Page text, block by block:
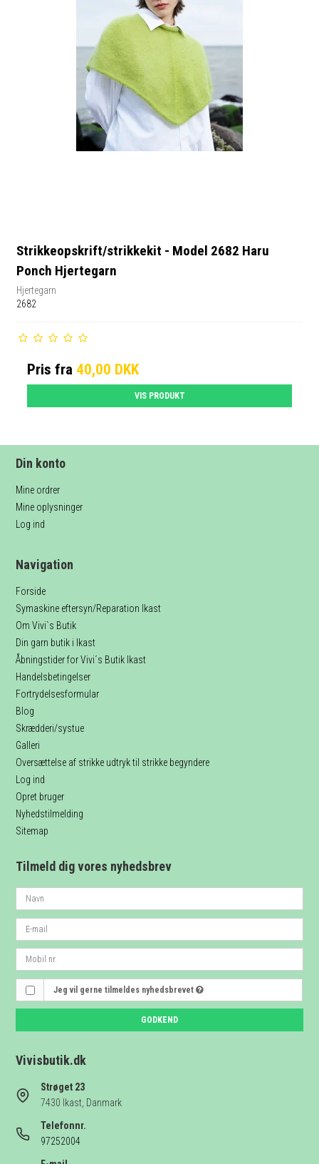
Strikkeopskrift/strikkekit - Model 2682 Haru
Ponch Hjertegarn
Hjertegarn
2682
Pris fra 40,00 DKK
VIS PRODUKT
Din konto
Mine ordrer
Mine oplysninger
Log ind
Navigation
Forside
Symaskine eftersyn/Reparation Ikast
Om Vivi`s Butik
Din garn butik i Ikast
Åbningstider for Vivi´s Butik Ikast
Handelsbetingelser
Fortrydelsesformular
Blog
Skrædderi/systue
Galleri
Oversættelse af strikke udtryk til strikke begyndere
Log ind
Opret bruger
Nyhedstilmelding
Sitemap
Tilmeld dig vores nyhedsbrev
Jeg vil gerne tilmeldes nyhedsbrevet
GODKEND
Vivisbutik.dk
Strøget 23
7430 Ikast, Danmark
Telefonnr.
97252004